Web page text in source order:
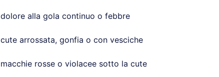
dolore alla gola continuo o febbre
cute arrossata, gonfia o con vesciche
macchie rosse o violacee sotto la cute